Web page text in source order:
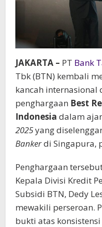
JAKARTA – PT Bank
Tbk (BTN) kembali
kancah internasional
penghargaan Best
Indonesia dalam
2025yang
Bankerdi Singapura,
Penghargaan
Kepala Divisi Kredit
Subsidi BTN, Dedy
mewakili perseroan.
bukti atas